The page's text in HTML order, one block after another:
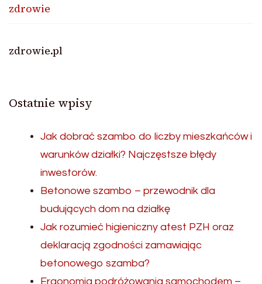
zdrowie
zdrowie.pl
Ostatnie wpisy
Jak dobrać szambo do liczby mieszkańców i
warunków działki? Najczęstsze błędy
inwestorów.
Betonowe szambo – przewodnik dla
budujących dom na działkę
Jak rozumieć higieniczny atest PZH oraz
deklaracją zgodności zamawiając
betonowego szamba?
Ergonomia podróżowania samochodem –